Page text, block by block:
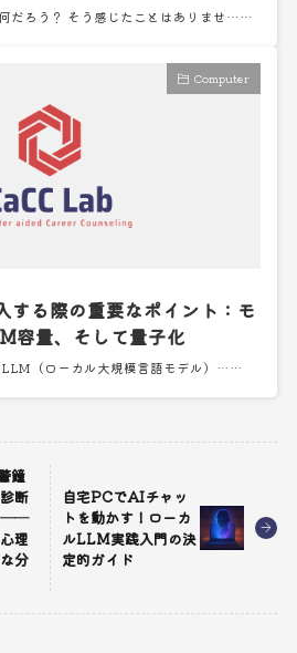
だろう？ そう感じたことはありませ……
Computer
する際の重要なポイント：モ
容量、そして量子化
（ローカル大規模言語モデル）……
鐘
断
──
理
分
自宅PCでAIチャッ
トを動かす！ローカ
ルLLM実践入門の決
定的ガイド